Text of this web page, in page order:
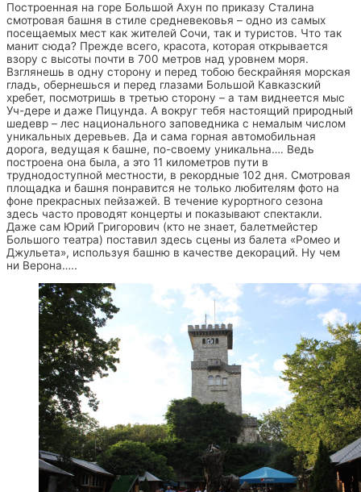
Построенная на горе Большой Ахун по приказу Сталина
смотровая башня в стиле средневековья – одно из самых
посещаемых мест как жителей Сочи, так и туристов. Что так
манит сюда? Прежде всего, красота, которая открывается
взору с высоты почти в 700 метров над уровнем моря.
Взглянешь в одну сторону и перед тобою бескрайняя морская
гладь, обернешься и перед глазами Большой Кавказский
хребет, посмотришь в третью сторону – а там виднеется мыс
Уч-дере и даже Пицунда. А вокруг тебя настоящий природный
шедевр – лес национального заповедника с немалым числом
уникальных деревьев. Да и сама горная автомобильная
дорога, ведущая к башне, по-своему уникальна…. Ведь
построена она была, а это 11 километров пути в
труднодоступной местности, в рекордные 102 дня. Смотровая
площадка и башня понравится не только любителям фото на
фоне прекрасных пейзажей. В течение курортного сезона
здесь часто проводят концерты и показывают спектакли.
Даже сам Юрий Григорович (кто не знает, балетмейстер
Большого театра) поставил здесь сцены из балета «Ромео и
Джульета», используя башню в качестве декораций. Ну чем
ни Верона…..